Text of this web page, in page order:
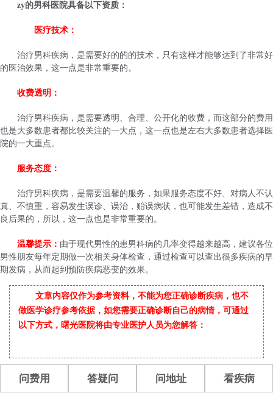
zy的男科医院具备以下资质：
医疗技术：
治疗男科疾病，是需要好的的的技术，只有这样才能够达到了非常好
的医治效果，这一点是非常重要的。
收费透明：
治疗男科疾病，是需要透明、合理、公开化的收费，而这部分的费用
也是大多数患者都比较关注的一大点，这一点也是左右大多数患者选择医
院的一大重点。
服务态度：
治疗男科疾病，是需要温馨的服务，如果服务态度不好、对病人不认
真、不慎重，容易发生误诊、误治，贻误病状，也可能发生差错，造成不
良后果的，所以，这一点也是非常重要的。
温馨提示： 由于现代男性的患男科病的几率变得越来越高，建议各位
男性朋友每年定期做一次相关身体检查，通过检查可以查出很多疾病的早
期发病，从而起到预防疾病恶变的效果。
文章内容仅作为参考资料，不能为您正确诊断疾病，也不
做医学诊疗参考依据，如您需要正确诊断自己的病情，可通过
以下方式，曙光医院将由专业医护人员为您解答：
问费用 答疑问 问地址 看疾病